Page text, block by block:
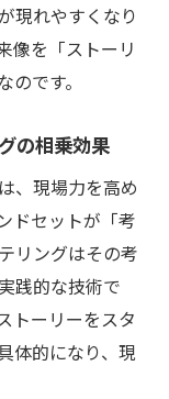
現れやすくなり
像を「ストーリ
です。
の相乗効果
、現場力を高め
ドセットが「考
リングはその考
践的な技術で
トーリーをスタ
体的になり、現